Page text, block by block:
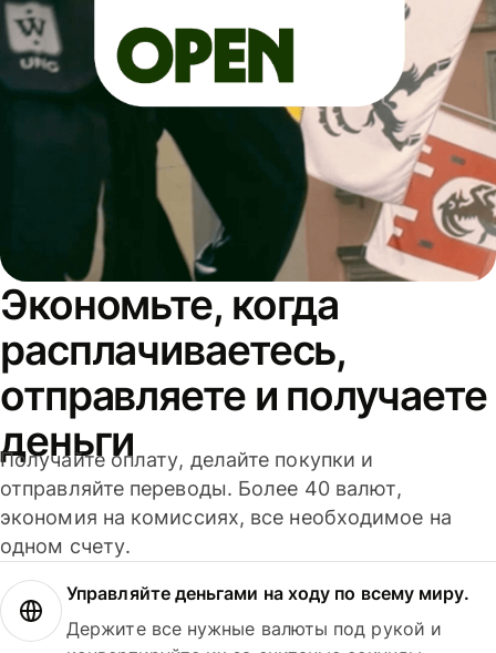
Экономьте, когда
расплачиваетесь,
отправляете и получаете
деньги
Получайте оплату, делайте покупки и
отправляйте переводы. Более 40 валют,
экономия на комиссиях, все необходимое на
одном счету.
Управляйте деньгами на ходу по всему миру.
Держите все нужные валюты под рукой и